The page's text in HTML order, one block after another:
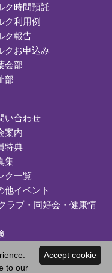
ク時間預託
ク利用例
ク報告
クお申込み
会部
部
い合わせ
案内
特典
集
ク一覧
他イベント
ラブ・同好会・健康情
Accept cookie
to our